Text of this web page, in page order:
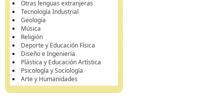
Otras lenguas extranjeras
Tecnología Industrial
Geología
Música
Religión
Deporte y Educación Física
Diseño e Ingeniería
Plástica y Educación Artística
Psicología y Sociología
Arte y Humanidades